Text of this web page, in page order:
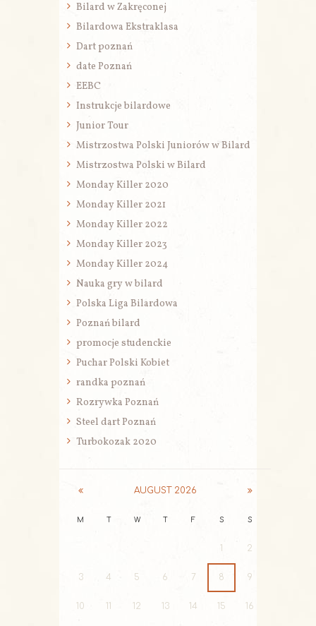
Bilard w Zakręconej
Bilardowa Ekstraklasa
Dart poznań
date Poznań
EEBC
Instrukcje bilardowe
Junior Tour
Mistrzostwa Polski Juniorów w Bilard
Mistrzostwa Polski w Bilard
Monday Killer 2020
Monday Killer 2021
Monday Killer 2022
Monday Killer 2023
Monday Killer 2024
Nauka gry w bilard
Polska Liga Bilardowa
Poznań bilard
promocje studenckie
Puchar Polski Kobiet
randka poznań
Rozrywka Poznań
Steel dart Poznań
Turbokozak 2020
AUGUST 2026
M W F S S
2
3 4 5 6 7 8 9
10 11 12 13 14 15 16